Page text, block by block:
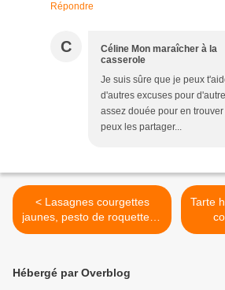
Répondre
C
Céline Mon maraîcher à la
casserole
Je suis sûre que je peux
d'autres excuses pour
assez douée pour en
peux les partager...
< Lasagnes courgettes
jaunes, pesto de roquette et
crème de noisette
Tarte
Hébergé par Overblog